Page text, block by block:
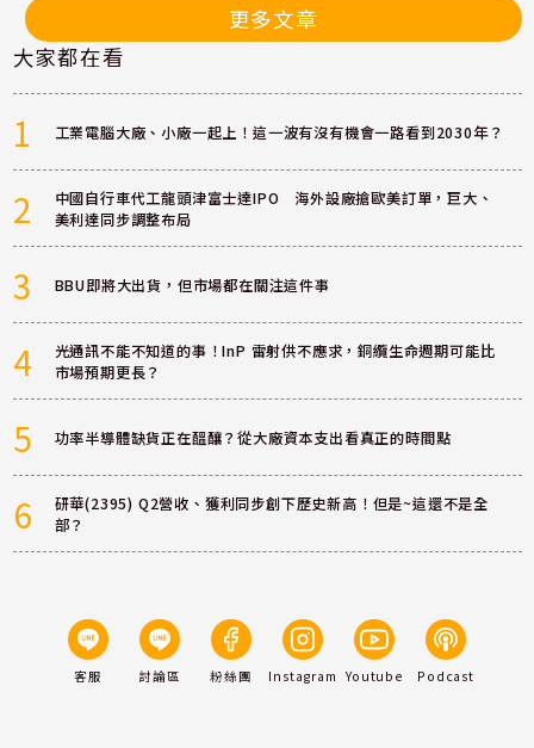
更多文章
大家都在看
1 工業電腦大廠、小廠一起上！這一波有沒有機會一路看到2030年？
2
中國自行車代工龍頭津富士達IPO 海外設廠搶歐美訂單，巨大、
美利達同步調整布局
3 BBU即將大出貨，但市場都在關注這件事
4
光通訊不能不知道的事！InP 雷射供不應求，銅纜生命週期可能比
市場預期更長？
5 功率半導體缺貨正在醞釀？從大廠資本支出看真正的時間點
6
研華(2395) Q2營收、獲利同步創下歷史新高！但是~這還不是全
部？
客服 討論區 粉絲團 Instagram Youtube Podcast